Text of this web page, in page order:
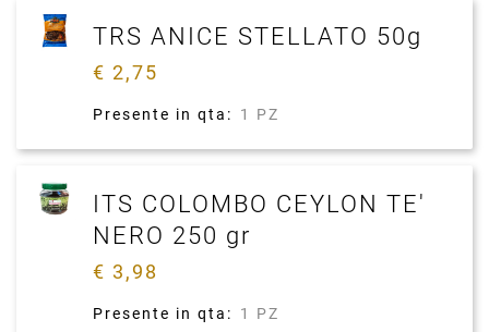
TRS ANICE STELLATO 50g
€ 2,75
Presente in qta: 1 PZ
ITS COLOMBO CEYLON TE'
NERO 250 gr
€ 3,98
Presente in qta: 1 PZ